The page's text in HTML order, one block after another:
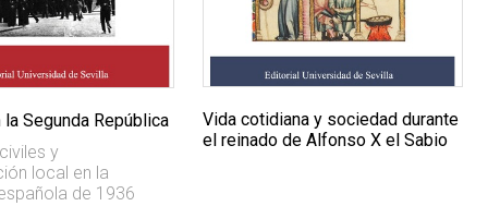
Segunda República
y
local en la
de 1936
Vida cotidiana y sociedad durante
el reinado de Alfonso X el Sabio